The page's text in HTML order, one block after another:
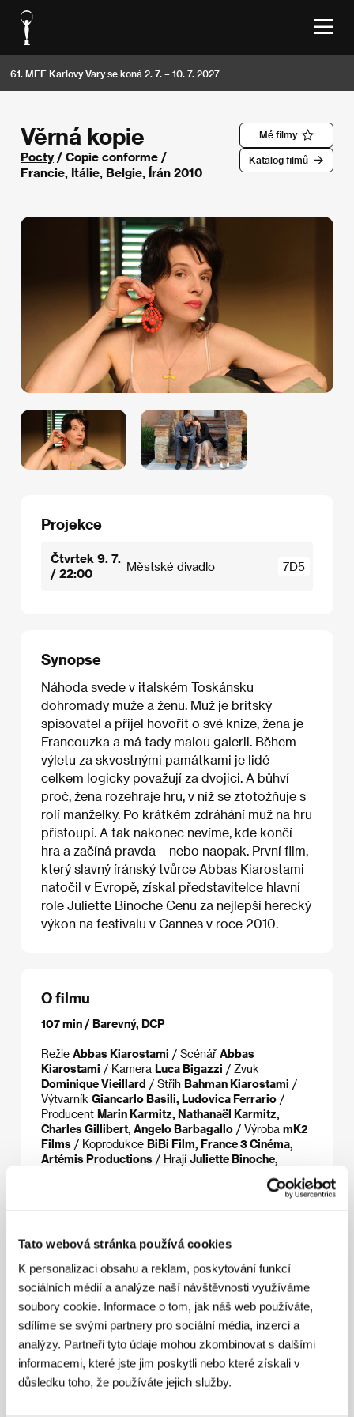
Tato webová stránka používá cookies
K personalizaci obsahu a reklam, poskytování funkcí
sociálních médií a analýze naší návštěvnosti využíváme
soubory cookie. Informace o tom, jak náš web používáte,
sdílíme se svými partnery pro sociální média, inzerci a
analýzy. Partneři tyto údaje mohou zkombinovat s dalšími
informacemi, které jste jim poskytli nebo které získali v
důsledku toho, že používáte jejich služby.
61. MFF Karlovy Vary se koná 2. 7. – 10. 7. 2027
Mé filmy
Katalog filmů
Věrná kopie
Pocty/ Copie conforme /
Francie, Itálie, Belgie, Írán 2010
Projekce
Čtvrtek 9. 7.
/ 22:00
Městské divadlo 7D5
Synopse
Náhoda svede v italském Toskánsku
dohromady muže a ženu. Muž je britský
spisovatel a přijel hovořit o své knize, žena je
Francouzka a má tady malou galerii. Během
výletu za skvostnými památkami je lidé
celkem logicky považují za dvojici. A bůhví
proč, žena rozehraje hru, v níž se ztotožňuje s
rolí manželky. Po krátkém zdráhání muž na hru
přistoupí. A tak nakonec nevíme, kde končí
hra a začíná pravda – nebo naopak. První film,
který slavný íránský tvůrce Abbas Kiarostami
natočil v Evropě, získal představitelce hlavní
role Juliette Binoche Cenu za nejlepší herecký
výkon na festivalu v Cannes v roce 2010.
O filmu
107 min / Barevný, DCP
Režie Abbas Kiarostami / Scénář Abbas
Kiarostami / Kamera Luca Bigazzi / Zvuk
Dominique Vieillard / Střih Bahman Kiarostami /
Výtvarník Giancarlo Basili, Ludovica Ferrario /
Producent Marin Karmitz, Nathanaël Karmitz,
Charles Gillibert, Angelo Barbagallo / Výroba mK2
Films / Koprodukce BiBi Film, France 3 Cinéma,
Artémis Productions / Hrají Juliette Binoche,
/ Sales
Režie